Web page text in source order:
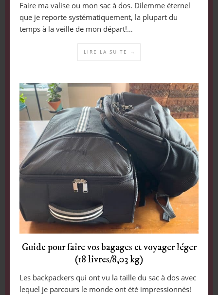
Faire ma valise ou mon sac à dos. Dilemme éternel
que je reporte systématiquement, la plupart du
temps à la veille de mon départ!…
LIRE LA SUITE →
Guide pour faire vos bagages et voyager léger
(18 livres/8,03 kg)
Les backpackers qui ont vu la taille du sac à dos avec
lequel je parcours le monde ont été impressionnés!